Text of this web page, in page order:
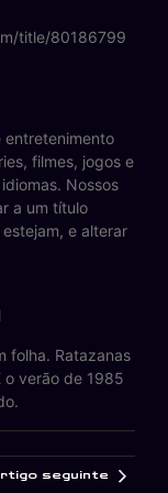
title/80186799
entretenimento
filmes, jogos e
Nossos
a um título
e alterar
folha. Ratazanas
o verão de 1985
seguinte